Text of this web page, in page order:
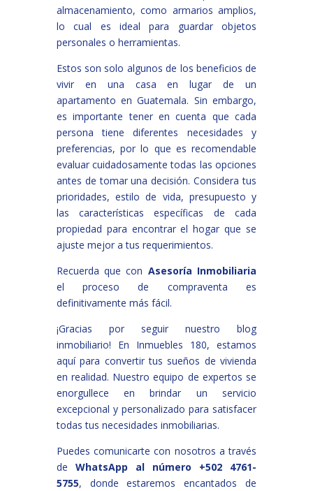
almacenamiento, como armarios amplios,
lo cual es ideal para guardar objetos
personales o herramientas.
Estos son solo algunos de los beneficios de
vivir en una casa en lugar de un
apartamento en Guatemala. Sin embargo,
es importante tener en cuenta que cada
persona tiene diferentes necesidades y
preferencias, por lo que es recomendable
evaluar cuidadosamente todas las opciones
antes de tomar una decisión. Considera tus
prioridades, estilo de vida, presupuesto y
las características específicas de cada
propiedad para encontrar el hogar que se
ajuste mejor a tus requerimientos.
Recuerda que con Asesoría Inmobiliaria
el proceso de compraventa es
definitivamente más fácil.
¡Gracias por seguir nuestro blog
inmobiliario! En Inmuebles 180, estamos
aquí para convertir tus sueños de vivienda
en realidad. Nuestro equipo de expertos se
enorgullece en brindar un servicio
excepcional y personalizado para satisfacer
todas tus necesidades inmobiliarias.
Puedes comunicarte con nosotros a través
de WhatsApp al número +502 4761-
5755, donde estaremos encantados de